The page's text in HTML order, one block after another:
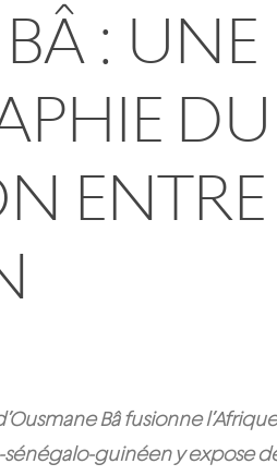
: UNE
ENTRE
Bâ fusionne
guinéen y expose